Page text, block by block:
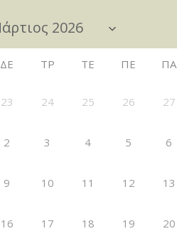
ΔΕ ΤΡ ΤΕ ΠΕ ΠΑ
23 24 25 26 27
2 3 4 5 6
9 10 11 12 13
16 17 18 19 20